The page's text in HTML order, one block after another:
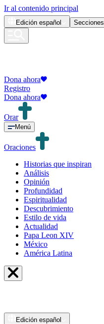
Ir al contenido principal
Edición español Secciones
Dona ahora
Registro
Dona ahora
Orar
Menú
Oraciones
Historias que inspiran
Análisis
Opinión
Profundidad
Espiritualidad
Descubrimiento
Estilo de vida
Actualidad
Papa Leon XIV
México
América Latina
Edición español